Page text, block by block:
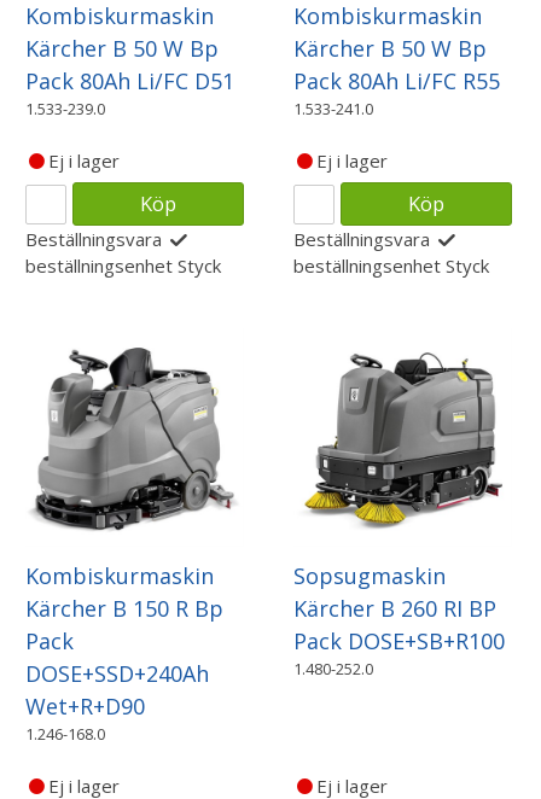
Kombiskurmaskin
Kärcher B 50 W Bp
Pack 80Ah Li/FC D51
1.533-239.0
Ej i lager
Köp
Beställningsvara
beställningsenhet Styck
Kombiskurmaskin
Kärcher B 50 W Bp
Pack 80Ah Li/FC R55
1.533-241.0
Ej i lager
Köp
Beställningsvara
beställningsenhet Styck
Kombiskurmaskin
Kärcher B 150 R Bp
Pack
DOSE+SSD+240Ah
Wet+R+D90
1.246-168.0
Ej i lager
Sopsugmaskin
Kärcher B 260 RI BP
Pack DOSE+SB+R100
1.480-252.0
Ej i lager